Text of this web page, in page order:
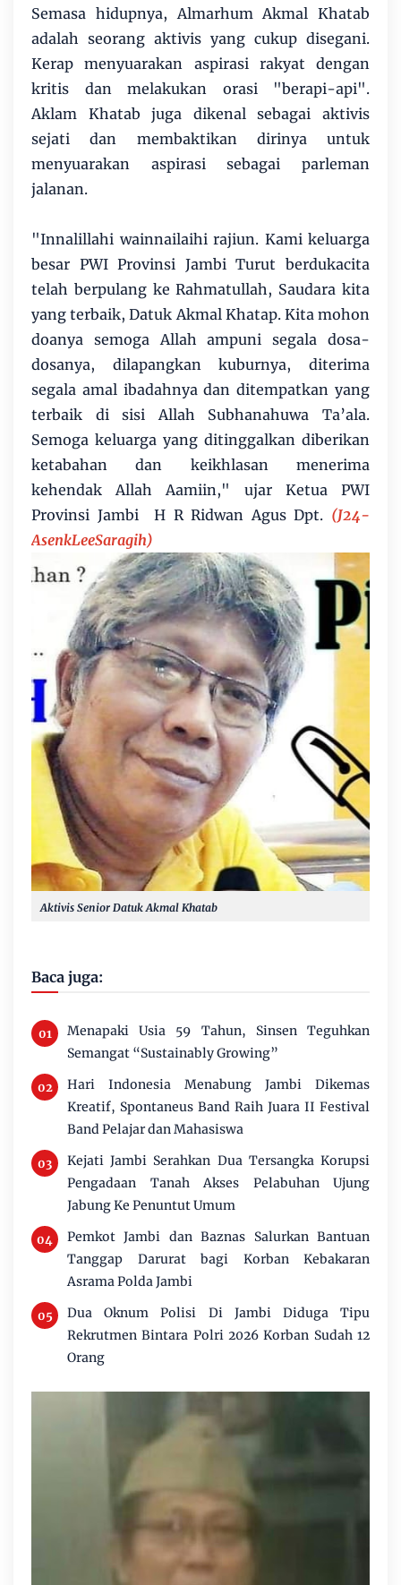
Semasa hidupnya, Almarhum Akmal Khatab
adalah seorang aktivis yang cukup disegani.
Kerap menyuarakan aspirasi rakyat dengan
kritis dan melakukan orasi "berapi-api".
Aklam Khatab juga dikenal sebagai aktivis
sejati dan membaktikan dirinya untuk
menyuarakan aspirasi sebagai parleman
jalanan.
"Innalillahi wainnailaihi rajiun. Kami keluarga
besar PWI Provinsi Jambi Turut berdukacita
telah berpulang ke Rahmatullah, Saudara kita
yang terbaik, Datuk Akmal Khatap. Kita mohon
doanya semoga Allah ampuni segala dosa-
dosanya, dilapangkan kuburnya, diterima
segala amal ibadahnya dan ditempatkan yang
terbaik di sisi Allah Subhanahuwa Ta’ala.
Semoga keluarga yang ditinggalkan diberikan
ketabahan dan keikhlasan menerima
kehendak Allah Aamiin," ujar Ketua PWI
Provinsi Jambi H R Ridwan Agus Dpt. (J24-
AsenkLeeSaragih)
Aktivis Senior Datuk Akmal Khatab
Baca juga:
Menapaki Usia 59 Tahun, Sinsen Teguhkan
Semangat “Sustainably Growing”
Hari Indonesia Menabung Jambi Dikemas
Kreatif, Spontaneus Band Raih Juara II Festival
Band Pelajar dan Mahasiswa
Kejati Jambi Serahkan Dua Tersangka Korupsi
Pengadaan Tanah Akses Pelabuhan Ujung
Jabung Ke Penuntut Umum
Pemkot Jambi dan Baznas Salurkan Bantuan
Tanggap Darurat bagi Korban Kebakaran
Asrama Polda Jambi
Dua Oknum Polisi Di Jambi Diduga Tipu
Rekrutmen Bintara Polri 2026 Korban Sudah 12
Orang